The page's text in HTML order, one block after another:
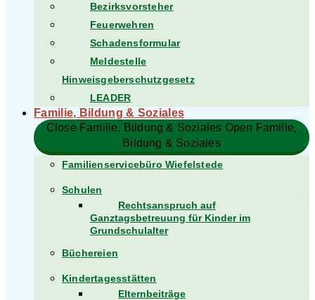
Bezirksvorsteher
Feuerwehren
Schadensformular
Meldestelle
Hinweisgeberschutzgesetz
LEADER
Familie, Bildung & Soziales
Close Familie, Bildung & Soziales Open Familie,
Bildung & Soziales
Familienservicebüro Wiefelstede
Schulen
Rechtsanspruch auf
Ganztagsbetreuung für Kinder im
Grundschulalter
Büchereien
Kindertagesstätten
Elternbeiträge